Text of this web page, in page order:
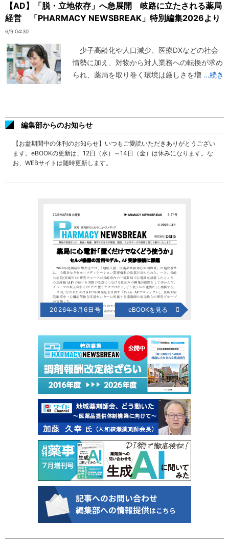
【AD】「脱・立地依存」へ急展開 岐路に立たされる薬局
経営 「PHARMACY NEWSBREAK」特別編集2026より
6/9 04:30
少子高齢化や人口減少、医療DXなどの社会
情勢に加え、対物から対人業務への転換が求め
られ、薬局を取り巻く環境は厳しさを増 ...続き
編集部からのお知らせ
【お盆期間中の休刊のお知らせ】いつもご愛読いただきありがとうござい
ます。eBOOKの更新は、12日（水）～14日（金）は休みになります。な
お、WEBサイトは随時更新します。
2026年8月6日号 eBOOKを見る